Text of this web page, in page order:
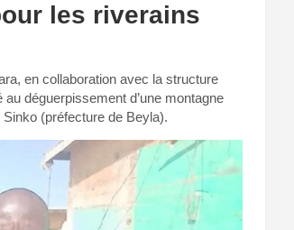
les riverains
en collaboration avec la structure
déguerpissement d’une montagne
(préfecture de Beyla).